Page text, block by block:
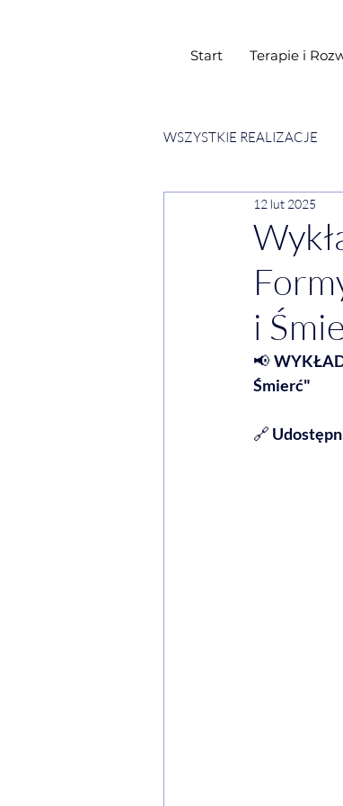
Start Terapie i
WSZYSTKIE REALIZACJE
SESJE ESENCJI CHWIL
i
12 lut 2025
📢
Śmierć"
🔗